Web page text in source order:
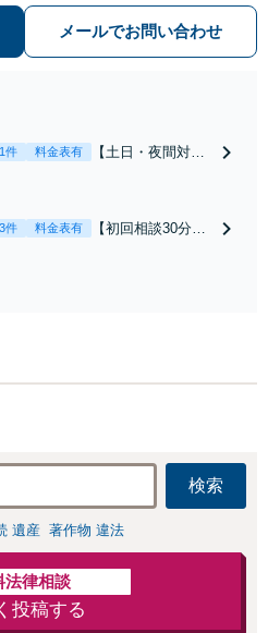
の種類を問わず相談可。可能な限り
早期対応で駆けつけサポート【労
メールでお問い合わせ
件 料金表有
【土日・夜間対応
れたら、サインす
件 料金表有
【初回相談30分無
お店の風評被害対
応可：開示請求の
意見照会が来たと
きの対処法、被害
者との示談交渉
検索
遺産 著作物 違法
法律相談
投稿する